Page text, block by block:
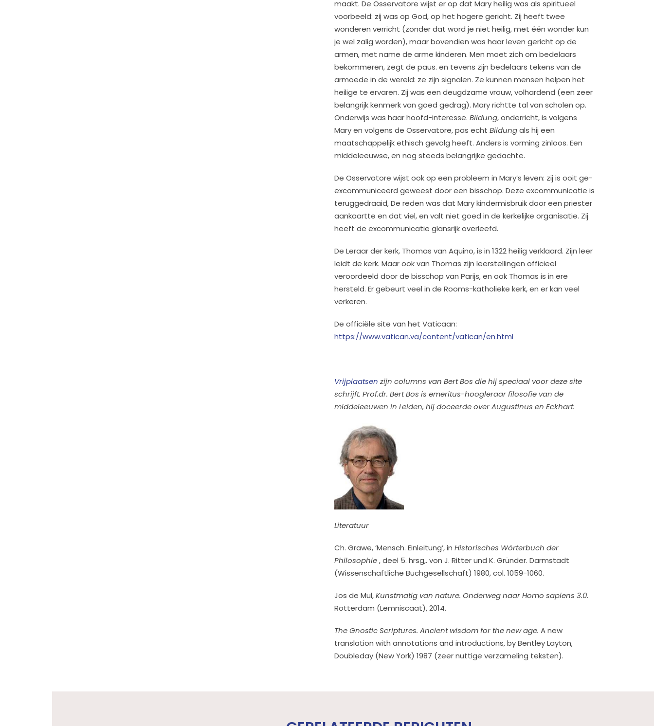
maakt. De Osservatore wijst er op dat Mary heilig was als spiritueel
voorbeeld: zij was op God, op het hogere gericht. Zij heeft twee
wonderen verricht (zonder dat word je niet heilig, met één wonder kun
je wel zalig worden), maar bovendien was haar leven gericht op de
armen, met name de arme kinderen. Men moet zich om bedelaars
bekommeren, zegt de paus. en tevens zijn bedelaars tekens van de
armoede in de wereld: ze zijn signalen. Ze kunnen mensen helpen het
heilige te ervaren. Zij was een deugdzame vrouw, volhardend (een zeer
belangrijk kenmerk van goed gedrag). Mary richtte tal van scholen op.
Onderwijs was haar hoofd-interesse. Bildung, onderricht, is volgens
Mary en volgens de Osservatore, pas echt Bildungals hij een
maatschappelijk ethisch gevolg heeft. Anders is vorming zinloos. Een
middeleeuwse, en nog steeds belangrijke gedachte.
De Osservatore wijst ook op een probleem in Mary’s leven: zij is ooit ge-
excommuniceerd geweest door een bisschop. Deze excommunicatie is
teruggedraaid, De reden was dat Mary kindermisbruik door een priester
aankaartte en dat viel, en valt niet goed in de kerkelijke organisatie. Zij
heeft de excommunicatie glansrijk overleefd.
De Leraar der kerk, Thomas van Aquino, is in 1322 heilig verklaard. Zijn leer
leidt de kerk. Maar ook van Thomas zijn leerstellingen officieel
veroordeeld door de bisschop van Parijs, en ook Thomas is in ere
hersteld. Er gebeurt veel in de Rooms-katholieke kerk, en er kan veel
verkeren.
De officiële site van het Vaticaan:
https://www.vatican.va/content/vatican/en.html
Vrijplaatsen zijn columns van Bert Bos die hij speciaal voor deze site
schrijft. Prof.dr. Bert Bos is emeritus-hoogleraar filosofie van de
middeleeuwen in Leiden, hij doceerde over Augustinus en Eckhart.
Literatuur
Ch. Grawe, ‘Mensch. Einleitung’, in Historisches Wörterbuch der
Philosophie, deel 5. hrsg,. von J. Ritter und K. Gründer. Darmstadt
(Wissenschaftliche Buchgesellschaft) 1980, col. 1059-1060.
Jos de Mul,Kunstmatig van nature. Onderweg naar Homo sapiens 3.0.
Rotterdam (Lemniscaat), 2014.
The Gnostic Scriptures. Ancient wisdom for the new age. A new
translation with annotations and introductions, by Bentley Layton,
Doubleday (New York) 1987 (zeer nuttige verzameling teksten).